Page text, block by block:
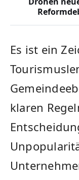
Es ist ein
klaren